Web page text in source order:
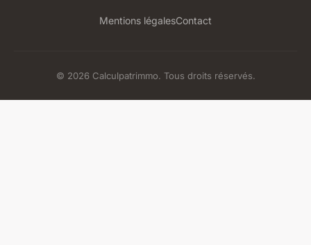
Mentions légalesContact
© 2026 Calculpatrimmo. Tous droits réservés.